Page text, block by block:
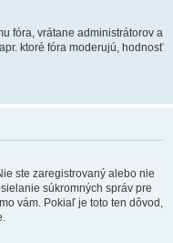
fóra, vrátane administrátorov a
ktoré fóra moderujú, hodnosť
ste zaregistrovaný alebo nie
súkromných správ pre
vám. Pokiaľ je toto ten dôvod,